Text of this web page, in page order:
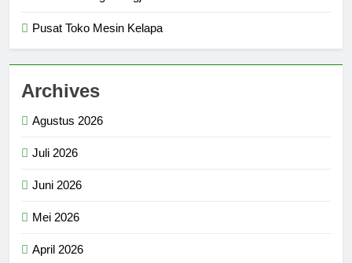
Pusat Toko Mesin Kelapa
Archives
Agustus 2026
Juli 2026
Juni 2026
Mei 2026
April 2026